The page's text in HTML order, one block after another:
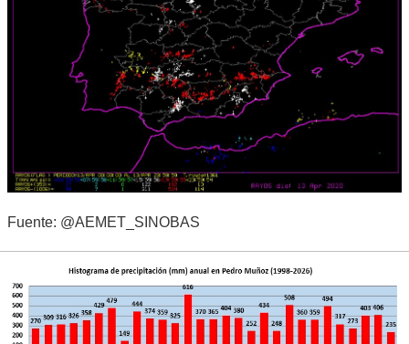
Fuente: @AEMET_SINOBAS